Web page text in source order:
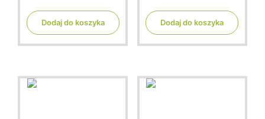
o
5
Dodaj do koszyka
o
5
Dodaj do koszyka